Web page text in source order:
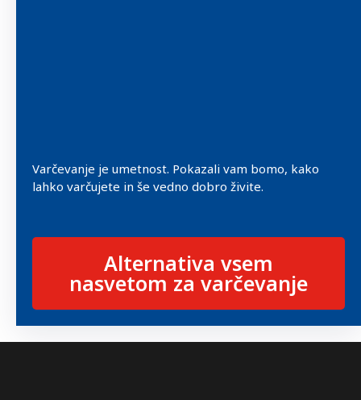
Varčevanje je umetnost. Pokazali vam bomo, kako
lahko varčujete in še vedno dobro živite.
Alternativa vsem
nasvetom za varčevanje